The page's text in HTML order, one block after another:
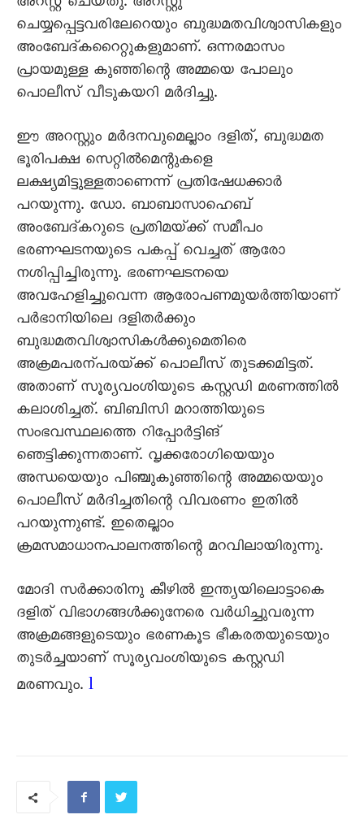
ചെയ്യപ്പെട്ടവരിലേറെയും ബുദ്ധമതവിശ്വാസികളും
അംബേദ്‌കറൈറ്റുകളുമാണ്‌. ഒന്നരമാസം
പ്രായമുള്ള കുഞ്ഞിന്റെ അമ്മയെ പോലും
പൊലീസ്‌ വീടുകയറി മർദിച്ചു.
ഈ അറസ്റ്റും മർദനവുമെല്ലാം ദളിത്‌, ബുദ്ധമത
ഭൂരിപക്ഷ സെറ്റിൽമെന്റുകളെ
ലക്ഷ്യമിട്ടുള്ളതാണെന്ന്‌ പ്രതിഷേധക്കാർ
പറയുന്നു. ഡോ. ബാബാസാഹെബ്‌
അംബേദ്‌കറുടെ പ്രതിമയ്‌ക്ക്‌ സമീപം
ഭരണഘടനയുടെ പകപ്പ്‌ വെച്ചത്‌ ആരോ
നശിപ്പിച്ചിരുന്നു. ഭരണഘടനയെ
അവഹേളിച്ചുവെന്ന ആരോപണമുയർത്തിയാണ്‌
പർഭാനിയിലെ ദളിതർക്കും
ബുദ്ധമതവിശ്വാസികൾക്കുമെതിരെ
അക്രമപരന്പരയ്‌ക്ക്‌ പൊലീസ്‌ തുടക്കമിട്ടത്‌.
അതാണ്‌ സൂര്യവംശിയുടെ കസ്റ്റഡി മരണത്തിൽ
കലാശിച്ചത്‌. ബിബിസി മറാത്തിയുടെ
സംഭവസ്ഥലത്തെ റിപ്പോർട്ടിങ്‌
ഞെട്ടിക്കുന്നതാണ്‌. വൃക്കരോഗിയെയും
അന്ധയെയും പിഞ്ചുകുഞ്ഞിന്റെ അമ്മയെയും
പൊലീസ്‌ മർദിച്ചതിന്റെ വിവരണം ഇതിൽ
പറയുന്നുണ്ട്‌. ഇതെല്ലാം
ക്രമസമാധാനപാലനത്തിന്റെ മറവിലായിരുന്നു.
മോദി സർക്കാരിനു കീഴിൽ ഇന്ത്യയിലൊട്ടാകെ
ദളിത്‌ വിഭാഗങ്ങൾക്കുനേരെ വർധിച്ചുവരുന്ന
അക്രമങ്ങളുടെയും ഭരണകൂട ഭീകരതയുടെയും
തുടർച്ചയാണ്‌ സൂര്യവംശിയുടെ കസ്റ്റഡി
മരണവും. l